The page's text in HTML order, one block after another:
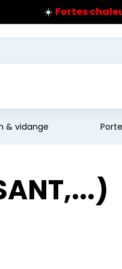
☀️ Fortes
Prix coûtant
🔥Extincteur
& vidange